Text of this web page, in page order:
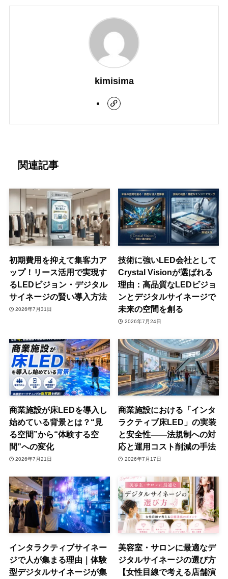
kimisima
関連記事
初期費用を抑えて集客力ア
ップ！リース活用で実現す
るLEDビジョン・デジタル
サイネージの賢い導入方法
2026年7月31日
技術に強いLED会社として
Crystal Visionが選ばれる
理由：高品質なLEDビジョ
ンとデジタルサイネージで
未来の空間を創る
2026年7月24日
商業施設が床LEDを導入し
始めている背景とは？“見
る空間”から“体験する空
間”への変化
2026年7月21日
商業施設における「インタ
ラクティブ床LED」の実装
と安全性——法規制への対
応と運用コスト削減の手法
2026年7月17日
インタラクティブサイネー
ジで人が集まる理由｜体験
型デジタルサイネージが集
美容室・サロンに最適なデ
ジタルサイネージの選び方
【女性目線で考える店舗演